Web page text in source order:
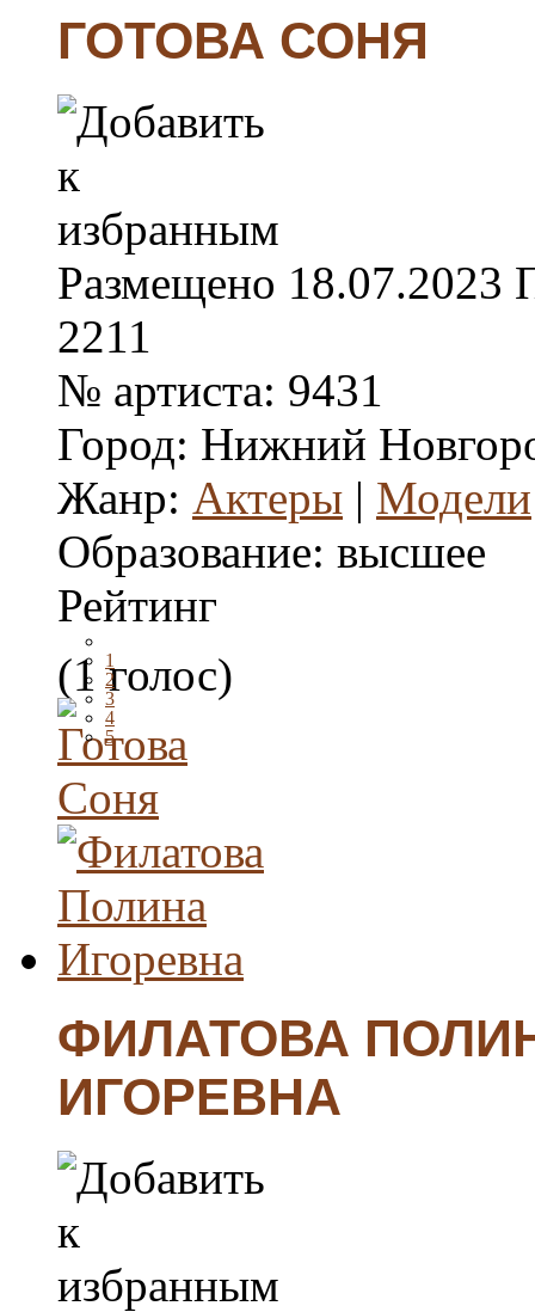
ГОТОВА СОНЯ
Размещено 18.07.2023
2211
№ артиста: 9431
Город: Нижний
Жанр: Актеры | Модели
Образование: высшее
Рейтинг
1
2
3
4
5
(1 голос)
ФИЛАТОВА
ИГОРЕВНА